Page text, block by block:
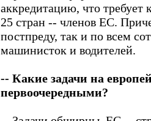
аккредитацию, что требует
25 стран -- членов ЕС.
постпреду, так и по всем
машинисток и водителей.
-- Какие задачи на
первоочередными?